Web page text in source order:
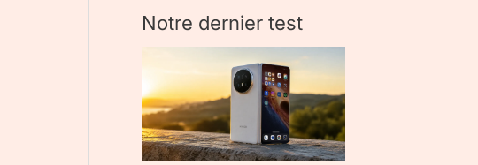
Notre dernier test